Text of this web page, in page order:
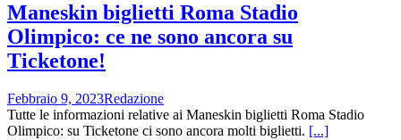
Maneskin biglietti Roma Stadio
Olimpico: ce ne sono ancora su
Ticketone!
Febbraio 9, 2023Redazione
Tutte le informazioni relative ai Maneskin biglietti Roma Stadio
Olimpico: su Ticketone ci sono ancora molti biglietti. [...]